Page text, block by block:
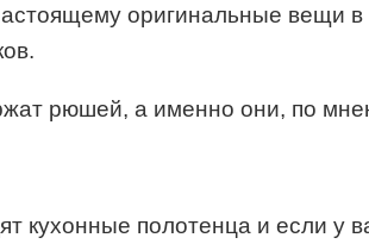
оригинальные вещи
рюшей, а именно они, по
кухонные полотенца и если у